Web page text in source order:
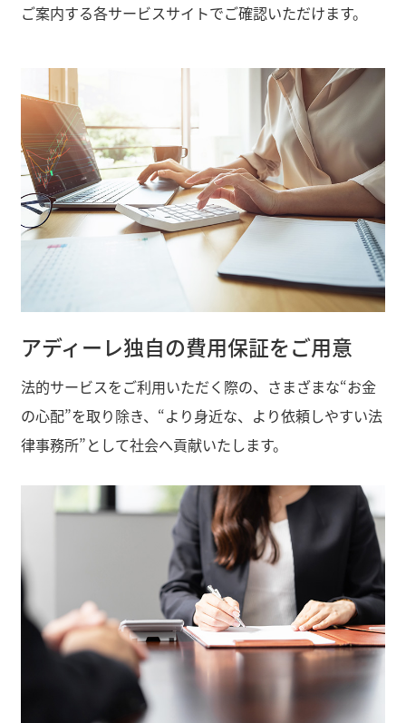
ご案内する各サービスサイトでご確認いただけます。
アディーレ独自の費用保証をご用意
法的サービスをご利用いただく際の、さまざまな“お金
の心配”を取り除き、“より身近な、より依頼しやすい法
律事務所”として社会へ貢献いたします。